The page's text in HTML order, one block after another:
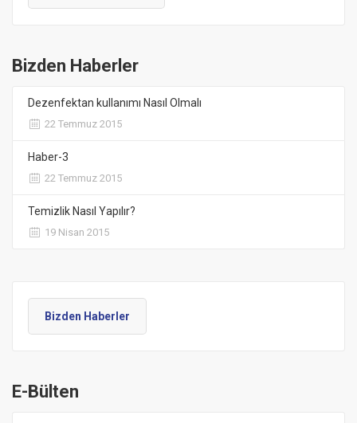
Bizden Haberler
Dezenfektan kullanımı Nasıl Olmalı
22 Temmuz 2015
Haber-3
22 Temmuz 2015
Temizlik Nasıl Yapılır?
19 Nisan 2015
Bizden Haberler
E-Bülten